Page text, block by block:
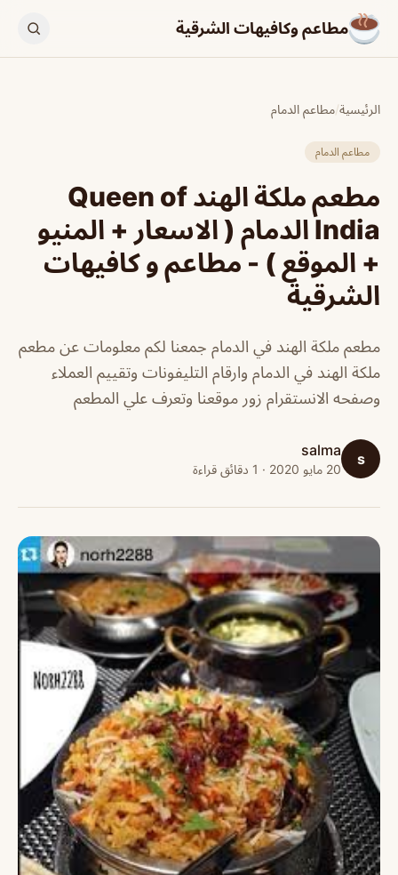
مطاعم وكافيهات الشرقية
الرئيسية/مطاعم الدمام
مطاعم الدمام
مطعم ملكة الهند Queen of
lndia الدمام ( الاسعار + المنيو
+ الموقع ) - مطاعم و كافيهات
الشرقية
مطعم ملكة الهند في الدمام جمعنا لكم معلومات عن مطعم
ملكة الهند في الدمام وارقام التليفونات وتقييم العملاء
وصفحه الانستقرام زور موقعنا وتعرف علي المطعم
s
salma
20 مايو 2020 · 1 دقائق قراءة